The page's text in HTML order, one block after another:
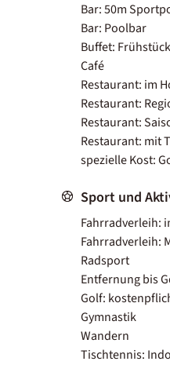
Bar: 50m
Bar: Poolbar
Buffet: Frühstück
Café
Restaurant: im
Restaurant:
Restaurant:
Restaurant: mit
spezielle Kost:
Sport und
Fahrradverleih:
Fahrradverleih:
Radsport
Entfernung bis
Golf:
Gymnastik
Wandern
Tischtennis: